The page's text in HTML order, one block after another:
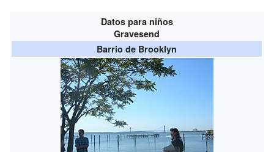
Datos para niños
Gravesend
Barrio de Brooklyn